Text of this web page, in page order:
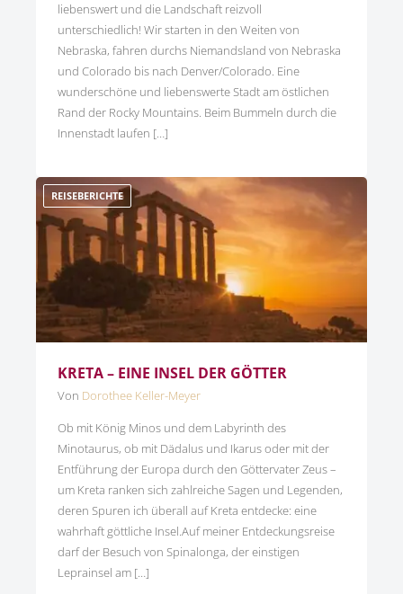
liebenswert und die Landschaft reizvoll
unterschiedlich! Wir starten in den Weiten von
Nebraska, fahren durchs Niemandsland von Nebraska
und Colorado bis nach Denver/Colorado. Eine
wunderschöne und liebenswerte Stadt am östlichen
Rand der Rocky Mountains. Beim Bummeln durch die
Innenstadt laufen […]
REISEBERICHTE
KRETA – EINE INSEL DER GÖTTER
Von Dorothee Keller-Meyer
Ob mit König Minos und dem Labyrinth des
Minotaurus, ob mit Dädalus und Ikarus oder mit der
Entführung der Europa durch den Göttervater Zeus –
um Kreta ranken sich zahlreiche Sagen und Legenden,
deren Spuren ich überall auf Kreta entdecke: eine
wahrhaft göttliche Insel.Auf meiner Entdeckungsreise
darf der Besuch von Spinalonga, der einstigen
Leprainsel am […]